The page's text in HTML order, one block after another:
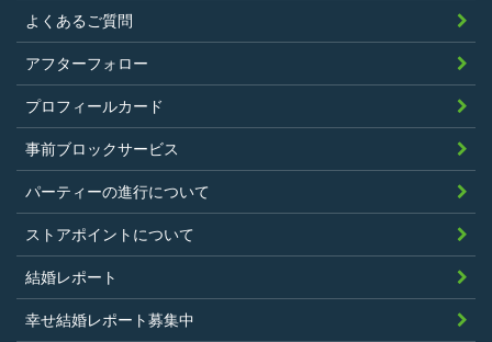
暴力団等の反社会的勢力の関係者でな
く、また、法令違反あるいは公序良俗違
反行為等反社会的活動を行ったことがな
いこと
当社の独自の裁量によりLinkStoreの運営
上問題があると判断されたことがないこ
と
過去に会員登録を抹消されたり、利用停
止処分を受けたことがないこと
当社の提供するサービスと同一または類
似のサービスを提供することを業とする
よくあるご質問
アフターフォロー
プロフィールカード
事前ブロックサービス
パーティーの進行について
ストアポイントについて
結婚レポート
幸せ結婚レポート募集中